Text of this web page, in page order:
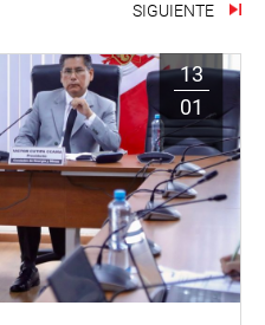
SIGUIENTE
13
01